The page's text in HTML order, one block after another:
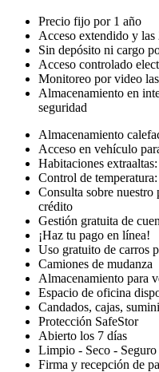
Precio fijo por 1 año
Acceso extendido y las
Sin depósito ni cargo
Acceso controlado
Monitoreo por video
Almacenamiento en
seguridad
Almacenamiento
Acceso en vehículo
Habitaciones
Control de
Consulta sobre nuestro
crédito
Gestión gratuita de
¡Haz tu pago en línea!
Uso gratuito de carros
Camiones de mudanza
Almacenamiento para
Espacio de oficina
Candados, cajas,
Protección SafeStor
Abierto los 7 días
Limpio - Seco - Seguro
Firma y recepción de